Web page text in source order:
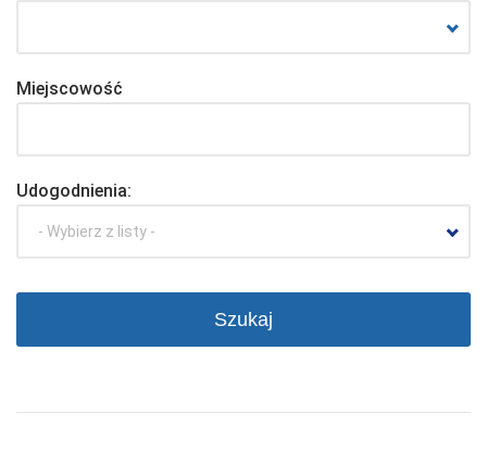
Miejscowość
Udogodnienia:
- Wybierz z listy -